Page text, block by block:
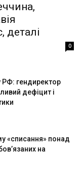
деталі
0
РФ: гендиректор
дефіцит і
«списання» понад
на